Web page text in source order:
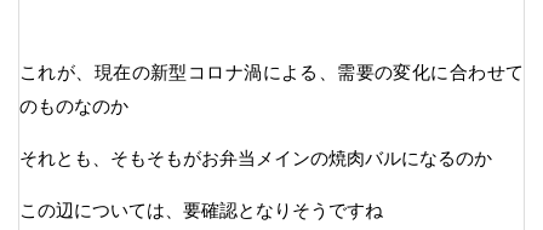
これが、現在の新型コロナ渦による、需要の変化に合わせて
のものなのか
それとも、そもそもがお弁当メインの焼肉バルになるのか
この辺については、要確認となりそうですね